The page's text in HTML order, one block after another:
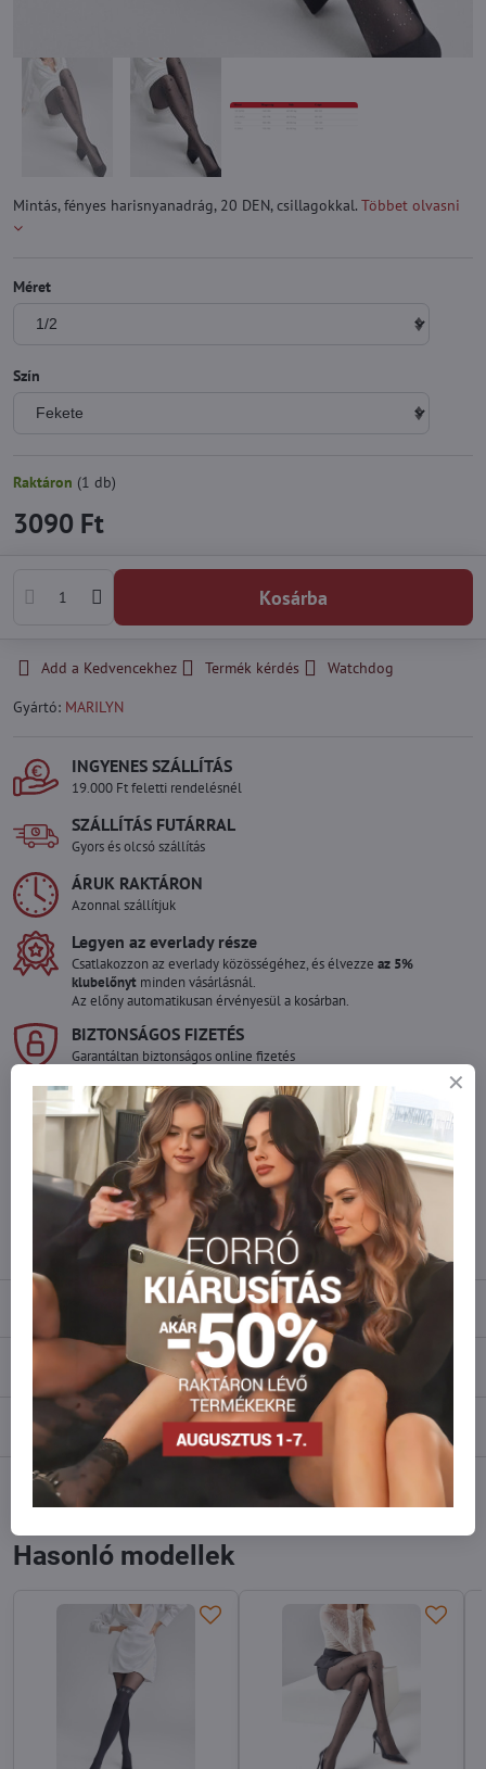
Mintás, fényes harisnyanadrág, 20 DEN, csillagokkal. Többet olvasni
Méret
Szín
Raktáron (1 db)
3090 Ft
Kosárba
Add a Kedvencekhez Termék kérdés
Watchdog
Gyártó: MARILYN
INGYENES SZÁLLÍTÁS
19.000 Ft feletti rendelésnél
SZÁLLÍTÁS FUTÁRRAL
Gyors és olcsó szállítás
ÁRUK RAKTÁRON
Azonnal szállítjuk
Legyen az everlady része
Csatlakozzon az everlady közösségéhez, és élvezze az 5%
klubelőnyt minden vásárlásnál.
Az előny automatikusan érvényesül a kosárban.
BIZTONSÁGOS FIZETÉS
Garantáltan biztonságos online fizetés
Szeretne több terméket rendelni mint
amennyi raktáron van?
Ne habozzon kapcsolatba lépni velünk, raktárra szállítjuk az árut!
info​@everlady​.eu
Leírás
Vélemények 0
Fórum
FacebookTwitterBlueskyPinterestReddit LinkedInWhatsApp
E-
Hasonló modellek